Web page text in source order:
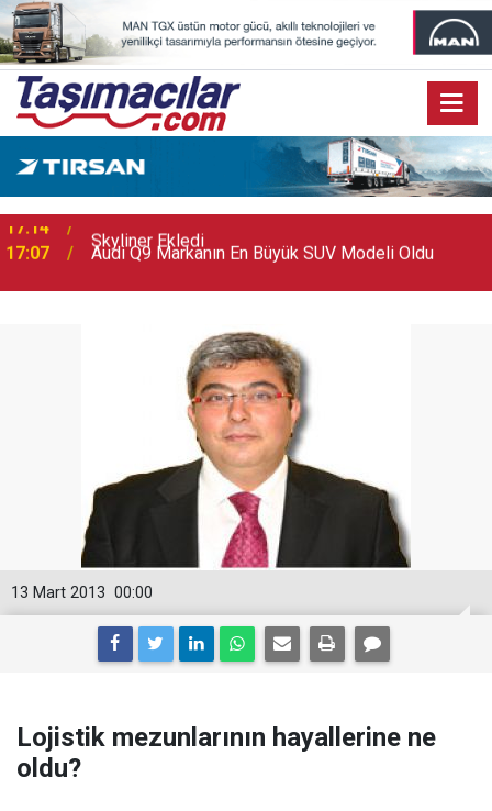
17:07 Audi Q9 Markanın En Büyük SUV Modeli Oldu
00:00
13 Mart 2013
Lojistik mezunlarının hayallerine ne
oldu?